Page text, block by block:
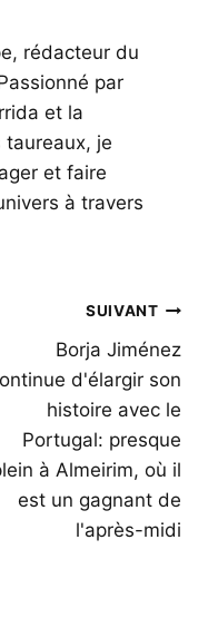
rédacteur du
par
et la
je
et faire
à travers
SUIVANT
Borja Jiménez
d'élargir son
histoire avec le
Portugal: presque
à Almeirim, où il
est un gagnant de
l'après-midi